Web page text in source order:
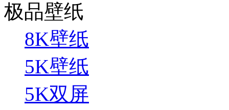
极品壁纸
8K壁纸
5K壁纸
5K双屏